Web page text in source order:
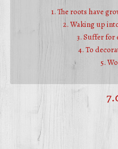
1. The roots have
2. Waking up
3. Suffer for
4. To
5.